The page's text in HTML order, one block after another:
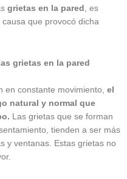
grietas en la pared
, es
que provocó dicha
grietas en la pared
en constante movimiento, el
natural y normal que
Las grietas que se forman
tienden a ser más
y ventanas. Estas grietas no